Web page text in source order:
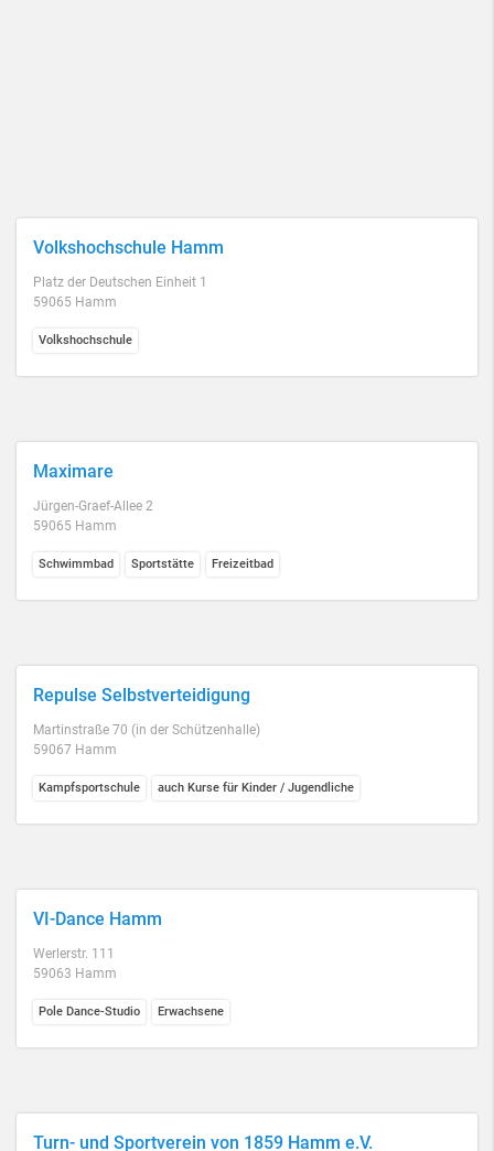
Volkshochschule Hamm
Platz der Deutschen Einheit 1
59065 Hamm
Volkshochschule
Maximare
Jürgen-Graef-Allee 2
59065 Hamm
Schwimmbad Sportstätte Freizeitbad
Repulse Selbstverteidigung
Martinstraße 70 (in der Schützenhalle)
59067 Hamm
Kampfsportschule auch Kurse für Kinder / Jugendliche
VI-Dance Hamm
Werlerstr. 111
59063 Hamm
Pole Dance-Studio Erwachsene
Turn- und Sportverein von 1859 Hamm e.V.